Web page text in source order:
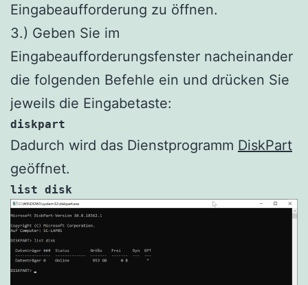
Eingabeaufforderung zu öffnen.
3.) Geben Sie im
Eingabeaufforderungsfenster nacheinander
die folgenden Befehle ein und drücken Sie
jeweils die Eingabetaste:
diskpart
Dadurch wird das Dienstprogramm DiskPart
geöffnet.
list disk